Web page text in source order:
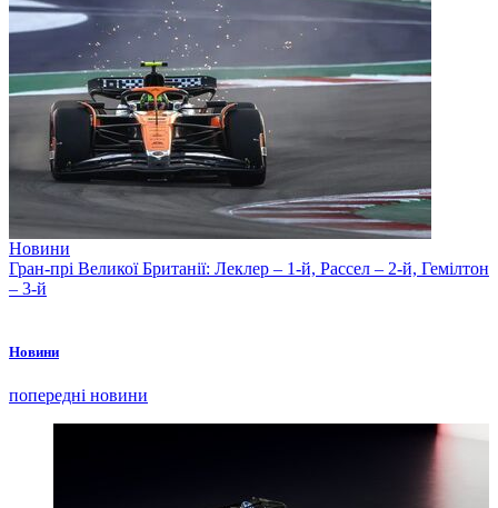
Новини
Гран-прі Великої Британії: Леклер – 1-й, Рассел – 2-й, Гемілтон
– 3-й
Новини
попередні новини